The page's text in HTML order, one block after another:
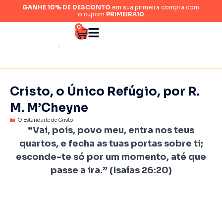
GANHE 10% DE DESCONTO em sua primeira compra com
o cupom PRIMEIRA10
0
Cristo, o Único Refúgio, por R.
M. M’Cheyne
O Estandarte de Cristo
“Vai, pois, povo meu, entra nos teus
quartos, e fecha as tuas portas sobre ti;
esconde-te só por um momento, até que
passe a ira.” (Isaías 26:20)